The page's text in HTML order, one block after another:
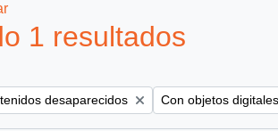
1 resultados
filter:
desaparecidos Remove filter:
Con objetos digitales